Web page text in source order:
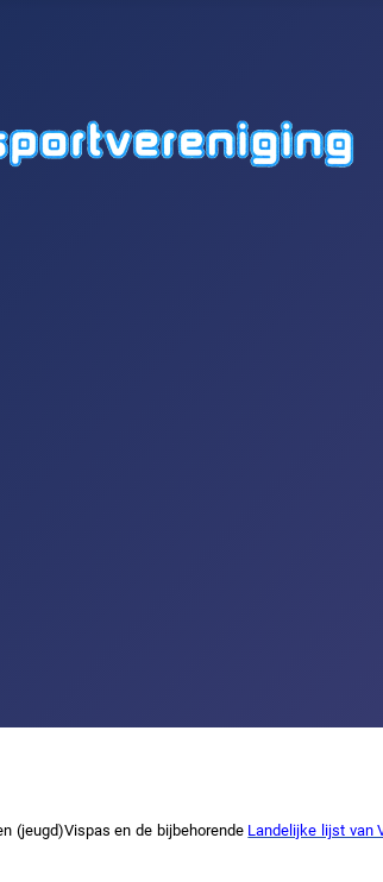
(jeugd)Vispas en de bijbehorende Landelijke lijst van